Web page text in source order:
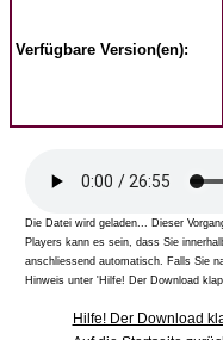
Verfügbare Version(en):
Die Datei wird geladen... Dieser
Players kann es sein, dass Sie
anschliessend automatisch. Falls Sie
Hinweis unter 'Hilfe! Der Download
Hilfe! Der Download